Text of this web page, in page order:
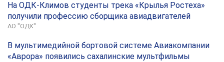
На ОДК-Климов студенты трека «Крылья Ростеха»
получили профессию сборщика авиадвигателей
АО "ОДК"
В мультимедийной бортовой системе Авиакомпании
«Аврора» появились сахалинские мультфильмы